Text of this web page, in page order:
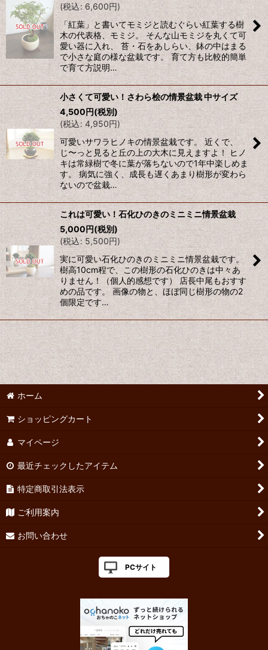
(税込: 6,600円)
「紅葉」と書いてモミジと読むぐらい紅葉する樹
木の代表格、モミジ。 そんな山モミジを丸くて可
愛い器に入れ、 苔・石をあしらい、鉢の中はまる
で小さな庭の様な盆栽です。 育て方も比較的簡単
で育て方説明…
小さくて可愛い！さわら桧の情景盆栽 中サイズ
4,500円(税別)
(税込: 4,950円)
可愛いサワラヒノキの情景盆栽です。 近くで、
じ〜っと見ると丘の上の大木に見えますよ！ ヒノ
キは常緑樹で冬に葉が落ちないので1年中楽しめま
す。 病気に強く、成長も遅くあまり樹形が変わら
ないので盆栽…
これは可愛い！石化ひのきのミニミニ情景盆栽
5,000円(税別)
(税込: 5,500円)
実に可愛い石化ひのきのミニミニ情景盆栽です。
樹高10cm程で、この樹形の石化ひのきは中々あ
りません！（個人的感想です） 店長中尾もおすす
めの品です。 画像の物と、ほぼ同じ樹形の物の2
個限定です…
ホーム
ショッピングカート
マイページ
最近チェックしたアイテム
特定商取引法表示
ご利用案内
お問い合わせ
PCサイト